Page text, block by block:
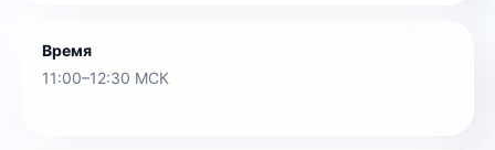
Время
11:00–12:30 МСК